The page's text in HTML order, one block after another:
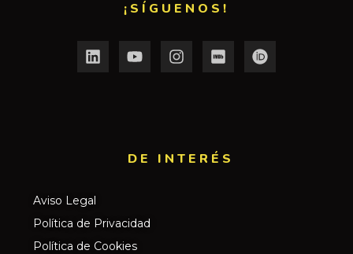
¡SÍGUENOS!
DE INTERÉS​
Aviso Legal
Política de Privacidad
Política de Cookies